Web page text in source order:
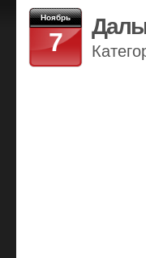
Ноябрь
7